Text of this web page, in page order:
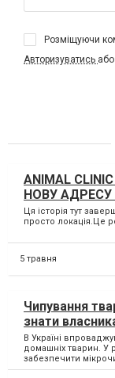
Розміщуючи
Авторизуватись або
ANIMAL
НОВУ АДРЕСУ
Ця історія тут
просто локація.Це
5 травня
Чипування
знати
В Україні
домашніх тварин. У
забезпечити